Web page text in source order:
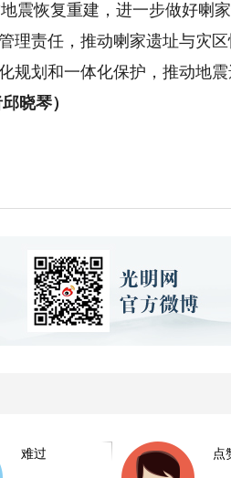
恢复重建，进一步做好喇家
理责任，推动喇家遗址与灾
规划和一体化保护，推动地
晓琴）
难过 点